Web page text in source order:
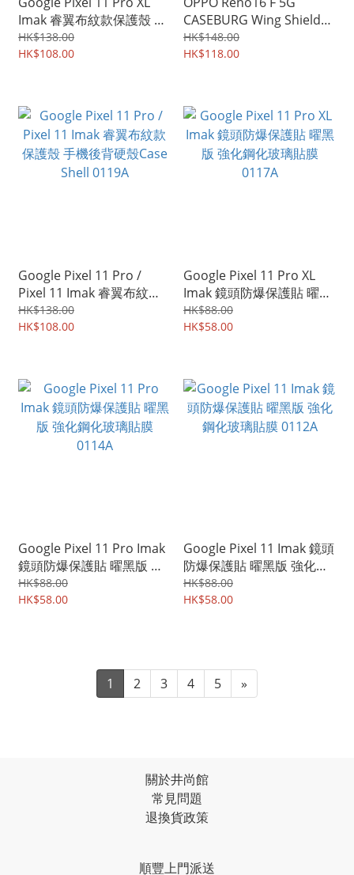
Imak 睿翼布紋款保護殼 手
機後背硬殼Case Shell
0120A
HK$138.00
HK$108.00
CASEBURG Wing Shield
磁貼環 磁吸環 四邊全包手
機保護殼 手機套 0714A
HK$148.00
HK$118.00
Google Pixel 11 Pro /
Pixel 11 Imak 睿翼布紋款
保護殼 手機後背硬殼Case
Shell 0119A
HK$138.00
HK$108.00
Google Pixel 11 Pro XL
Imak 鏡頭防爆保護貼 曜黑
版 強化鋼化玻璃貼膜
0117A
HK$88.00
HK$58.00
Google Pixel 11 Pro Imak
鏡頭防爆保護貼 曜黑版 強
化鋼化玻璃貼膜 0114A
HK$88.00
HK$58.00
Google Pixel 11 Imak 鏡頭
防爆保護貼 曜黑版 強化鋼
化玻璃貼膜 0112A
HK$88.00
HK$58.00
1 2 3 4 5 »
關於井尚館
常見問題
退換貨政策
順豐上門派送